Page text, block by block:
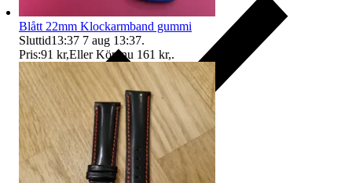
Blått 22mm Klockarmband gummi
Sluttid13:37 7 aug 13:37.
Pris:91 kr,Eller Köp nu 161 kr,.